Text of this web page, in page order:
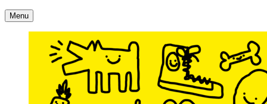
Accueil
Menu Contact